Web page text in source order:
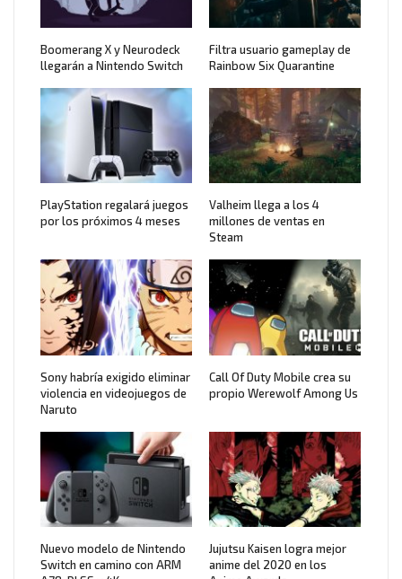
Boomerang X y Neurodeck
llegarán a Nintendo Switch
Filtra usuario gameplay de
Rainbow Six Quarantine
PlayStation regalará juegos
por los próximos 4 meses
Valheim llega a los 4
millones de ventas en
Steam
Sony habría exigido eliminar
violencia en videojuegos de
Naruto
Call Of Duty Mobile crea su
propio Werewolf Among Us
Nuevo modelo de Nintendo
Switch en camino con ARM
Jujutsu Kaisen logra mejor
anime del 2020 en los